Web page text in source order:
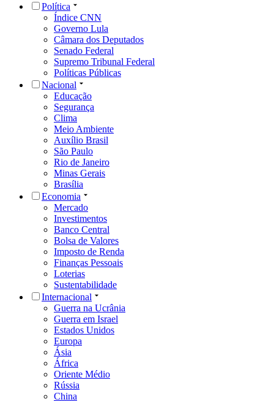
Política
Índice CNN
Governo Lula
Câmara dos Deputados
Senado Federal
Supremo Tribunal Federal
Políticas Públicas
Nacional
Educação
Segurança
Clima
Meio Ambiente
Auxílio Brasil
São Paulo
Rio de Janeiro
Minas Gerais
Brasília
Economia
Mercado
Investimentos
Banco Central
Bolsa de Valores
Imposto de Renda
Finanças Pessoais
Loterias
Sustentabilidade
Internacional
Guerra na Ucrânia
Guerra em Israel
Estados Unidos
Europa
Ásia
África
Oriente Médio
Rússia
China